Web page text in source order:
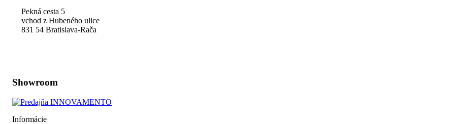
Pekná cesta 5
vchod z Hubeného ulice
831 54 Bratislava-Rača
Showroom
Informácie